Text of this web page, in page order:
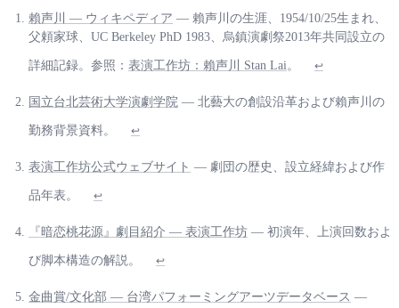
賴声川 — ウィキペディア — 賴声川の生涯、1954/10/25生まれ、
父頼家球、UC Berkeley PhD 1983、烏鎮演劇祭2013年共同設立の
詳細記録。参照： 表演工作坊：賴声川 Stan Lai。 ↩
国立台北芸術大学演劇学院 — 北藝大の創設沿革および賴声川の
勤務背景資料。 ↩
表演工作坊公式ウェブサイト — 劇団の歴史、設立経緯および作
品年表。 ↩
『暗恋桃花源』劇目紹介 — 表演工作坊 — 初演年、上演回数およ
び脚本構造の解説。 ↩
金曲賞/文化部 — 台湾パフォーミングアーツデータベース —